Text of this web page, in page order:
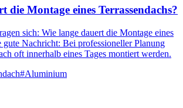
die Montage eines Terrassendachs?
sich: Wie lange dauert die Montage eines
gute Nachricht: Bei professioneller Planung
oft innerhalb eines Tages montiert werden.
#Aluminium